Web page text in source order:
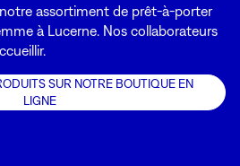
assortiment de prêt-à-porter
à Lucerne. Nos collaborateurs
SUR NOTRE BOUTIQUE EN
LIGNE